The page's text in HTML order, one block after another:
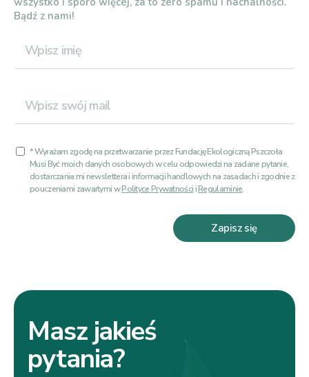
Bądź z nami!
* Wyrażam zgodę na przetwarzanie przez Fundację Ekologiczną Pszczoła
Musi Być moich danych osobowych w celu odpowiedzi na zadane pytanie,
dostarczania mi newslettera i informacji handlowych na zasadach i zgodnie z
pouczeniami zawartymi wPolityce PrywatnościiRegulaminie.
Zapisz się
Masz jakieś
pytania?